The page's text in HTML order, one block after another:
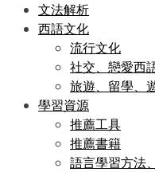
文法解析
西語文化
流行文化
社交、戀愛西
旅遊、留學、
學習資源
推薦工具
推薦書籍
語言學習方法